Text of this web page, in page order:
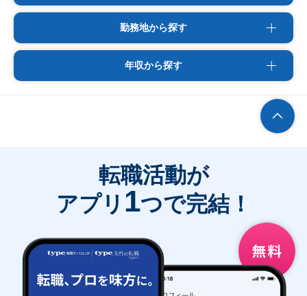
勤務地から探す
年収から探す
転職活動が
アプリ 1つで完結！